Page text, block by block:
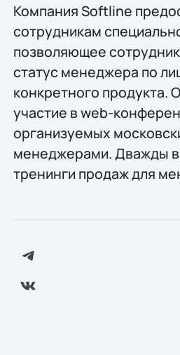
Компания Softline
сотрудникам
позволяющее
статус менеджера по
конкретного продукта.
участие в web-
организуемых
менеджерами. Дважды в
тренинги продаж для